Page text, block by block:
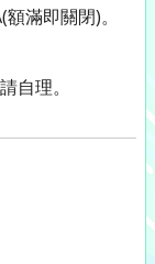
滿即關閉)。
自理。